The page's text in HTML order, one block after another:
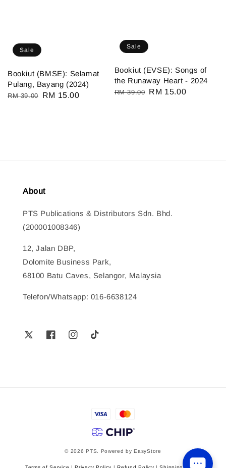
Sale
Bookiut (BMSE): Selamat
Pulang, Bayang (2024)
Regular
RM 39.00
Sale
RM 15.00
Sale
Bookiut (EVSE): Songs of
the Runaway Heart - 2024
Regular
RM 39.00 Sale
RM 15.00
About
PTS Publications & Distributors Sdn. Bhd.
(200001008346)
12, Jalan DBP,
Dolomite Business Park,
68100 Batu Caves, Selangor, Malaysia
Telefon/Whatsapp: 016-6638124
© 2026 PTS. Powered byEasyStore